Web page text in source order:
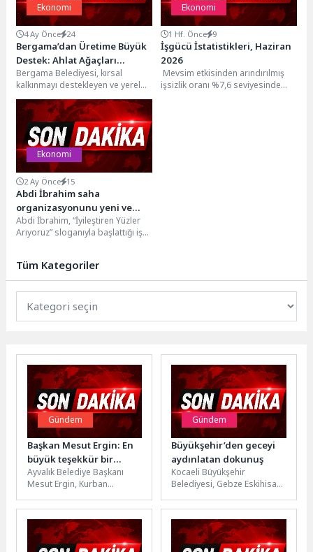
Ekonomi
4 Ay Önce 24
Bergama’dan Üretime Büyük
Destek: Ahlat Ağaçları
Aşılandı, Binlerce Fidan
Dağıtıldı
Bergama Belediyesi, kırsal
kalkınmayı destekleyen ve yerel
üretimi güçlendiren çalışmalara
hız kesmeden devam ediyor. Bu...
Ekonomi
1 Hf. Önce 9
İşgücü İstatistikleri, Haziran
2026
Mevsim etkisinden arındırılmış
işsizlik oranı %7,6 seviyesinde
Ekonomi
2 Ay Önce 15
Abdi İbrahim saha
organizasyonunu yeni ve
genç yeteneklerle
güçlendiriyor
Abdi İbrahim, “İyileştiren Yüzler
Arıyoruz” sloganıyla başlattığı işe
yeteneklerle...
Tüm Kategoriler
Gündem
Başkan Mesut Ergin: En
büyük teşekkür bir
milyon misafire hizmet
veren çalışanlara
Ayvalık Belediye Başkanı
Mesut Ergin, Kurban
yapan belediye çalışanlarına
teşekkür ederek,...
Gündem
Büyükşehir’den geceyi
aydınlatan dokunuş
Kocaeli Büyükşehir
Belediyesi, Gebze Eskihisar
kapsamlı bir çalışma
gerçekleştiriyor. Çalışmalar
kapsamında...